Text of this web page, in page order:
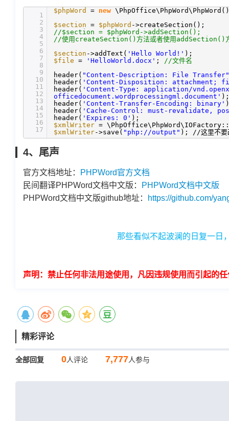
1
2
3
4
5
6
7
8
9
10
11
12
13
14
15
16
17
$phpWord = new
$section = $phpWord ->createSection();
//$section = $phpWord->addSection();
//使用createSection()方法或者使用addSection()方
$section ->addText( 'Hello World!' );
$file = 'HelloWorld.docx' ;
//文件名
header( "Content-Description: File Transfer"
header( 'Content-Disposition: attachment;
header( 'Content-Type: application/
officedocument.wordprocessingml.document' );
header( 'Content-Transfer-Encoding: binary'
header( 'Cache-Control: must-revalidate,
header( 'Expires: 0' );
$xmlWriter =
$xmlWriter->save( "php://output" ); //这里不要
4、尾声
官方文档地址：
PHPWord官方文档
民间翻译PHPWord文档中文版：
PHPWord文档中文版
PHPWord文档中文版github地址：
https://github.com/
那些看似不起波澜的日复一日
声明：禁止任何非法用途使用，凡因违规使用而引起的
精彩评论
全部回复 0人评论 7,777人参与